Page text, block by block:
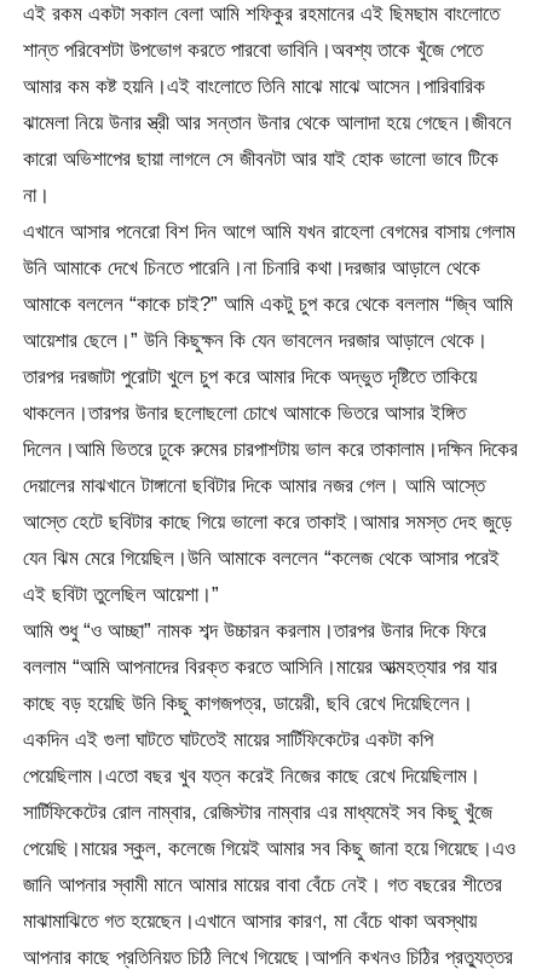
এই রকম একটা সকাল বেলা আমি শফিকুর রহমানের এই ছিমছাম বাংলোতে
শান্ত পরিবেশটা উপভোগ করতে পারবো ভাবিনি।অবশ্য তাকে খুঁজে পেতে
আমার কম কষ্ট হয়নি।এই বাংলোতে তিনি মাঝে মাঝে আসেন।পারিবারিক
ঝামেলা নিয়ে উনার স্ত্রী আর সন্তান উনার থেকে আলাদা হয়ে গেছেন।জীবনে
কারো অভিশাপের ছায়া লাগলে সে জীবনটা আর যাই হোক ভালো ভাবে টিকে
না।
এখানে আসার পনেরো বিশ দিন আগে আমি যখন রাহেলা বেগমের বাসায় গেলাম
উনি আমাকে দেখে চিনতে পারেনি।না চিনারি কথা।দরজার আড়ালে থেকে
আমাকে বললেন “কাকে চাই?” আমি একটু চুপ করে থেকে বললাম “জ্বি আমি
আয়েশার ছেলে।” উনি কিছুক্ষন কি যেন ভাবলেন দরজার আড়ালে থেকে।
তারপর দরজাটা পুরোটা খুলে চুপ করে আমার দিকে অদ্ভুত দৃষ্টিতে তাকিয়ে
থাকলেন।তারপর উনার ছলোছলো চোখে আমাকে ভিতরে আসার ইঙ্গিত
দিলেন।আমি ভিতরে ঢুকে রুমের চারপাশটায় ভাল করে তাকালাম।দক্ষিন দিকের
দেয়ালের মাঝখানে টাঙ্গানো ছবিটার দিকে আমার নজর গেল। আমি আস্তে
আস্তে হেটে ছবিটার কাছে গিয়ে ভালো করে তাকাই।আমার সমস্ত দেহ জুড়ে
যেন ঝিম মেরে গিয়েছিল।উনি আমাকে বললেন “কলেজ থেকে আসার পরেই
এই ছবিটা তুলেছিল আয়েশা।”
আমি শুধু “ও আচ্ছা” নামক শব্দ উচ্চারন করলাম।তারপর উনার দিকে ফিরে
বললাম “আমি আপনাদের বিরক্ত করতে আসিনি।মায়ের আত্মহত্যার পর যার
কাছে বড় হয়েছি উনি কিছু কাগজপত্র, ডায়েরী, ছবি রেখে দিয়েছিলেন।
একদিন এই গুলা ঘাটতে ঘাটতেই মায়ের সার্টিফিকেটের একটা কপি
পেয়েছিলাম।এতো বছর খুব যত্ন করেই নিজের কাছে রেখে দিয়েছিলাম।
সার্টিফিকেটের রোল নাম্বার, রেজিস্টার নাম্বার এর মাধ্যমেই সব কিছু খুঁজে
পেয়েছি।মায়ের স্কুল, কলেজে গিয়েই আমার সব কিছু জানা হয়ে গিয়েছে।এও
জানি আপনার স্বামী মানে আমার মায়ের বাবা বেঁচে নেই। গত বছরের শীতের
মাঝামাঝিতে গত হয়েছেন।এখানে আসার কারণ, মা বেঁচে থাকা অবস্থায়
আপনার কাছে প্রতিনিয়ত চিঠি লিখে গিয়েছে।আপনি কখনও চিঠির প্রত্যুত্তর